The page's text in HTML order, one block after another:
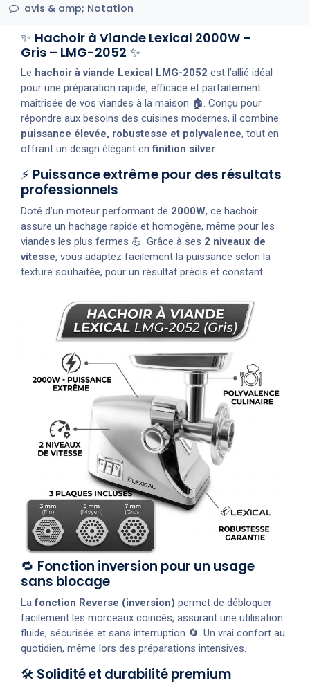
avis & amp; Notation
✨ Hachoir à Viande Lexical 2000W –
Gris – LMG-2052 ✨
Le hachoir à viande Lexical LMG-2052 est l’allié idéal
pour une préparation rapide, efficace et parfaitement
maîtrisée de vos viandes à la maison 🏠. Conçu pour
répondre aux besoins des cuisines modernes, il combine
puissance élevée, robustesse et polyvalence, tout en
offrant un design élégant enfinition silver.
⚡ Puissance extrême pour des résultats
professionnels
Doté d’un moteur performant de 2000W, ce hachoir
assure un hachage rapide et homogène, même pour les
viandes les plus fermes 💪. Grâce à ses 2 niveaux de
vitesse, vous adaptez facilement la puissance selon la
texture souhaitée, pour un résultat précis et constant.
🔁 Fonction inversion pour un usage
sans blocage
Lafonction Reverse (inversion) permet de débloquer
facilement les morceaux coincés, assurant une utilisation
fluide, sécurisée et sans interruption 🔄. Un vrai confort au
quotidien, même lors des préparations intensives.
🛠️ Solidité et durabilité premium